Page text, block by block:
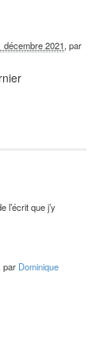
décembre 2021, par
l’écrit que j’y
, par Dominique